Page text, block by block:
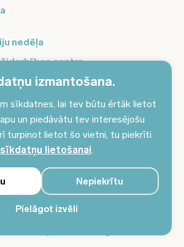
izmantošana.
sīkdatnes, lai tev būtu ērtāk lietot
un piedāvātu tev interesējošu
turpinot lietot šo vietni, tu piekrīti
sīkdatņu lietošanai.
Pielāgot izvēli
Nepiekrītu
nedēļa
centrs
un saņemiet aktuālākos
Pieteikties jaunumiem